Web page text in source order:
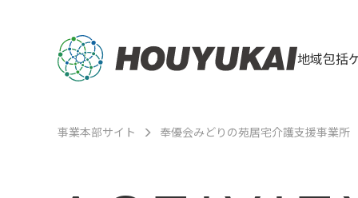
地域包括
事業本部サイト 奉優会みどりの苑居宅介護支援事業所